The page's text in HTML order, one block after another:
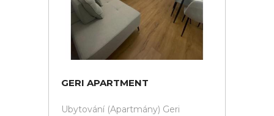
GERI APARTMENT
Ubytování (Apartmány) Geri